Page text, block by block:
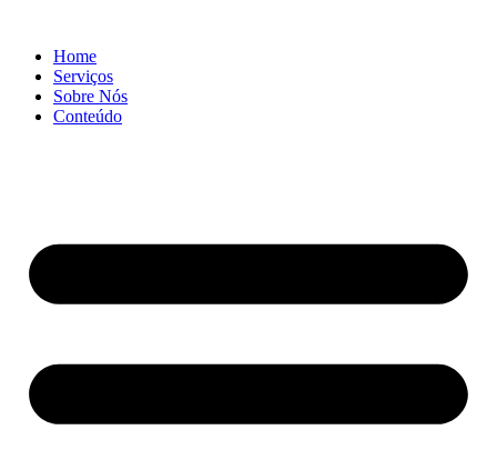
conteúdo
Home
Serviços
Sobre Nós
Conteúdo